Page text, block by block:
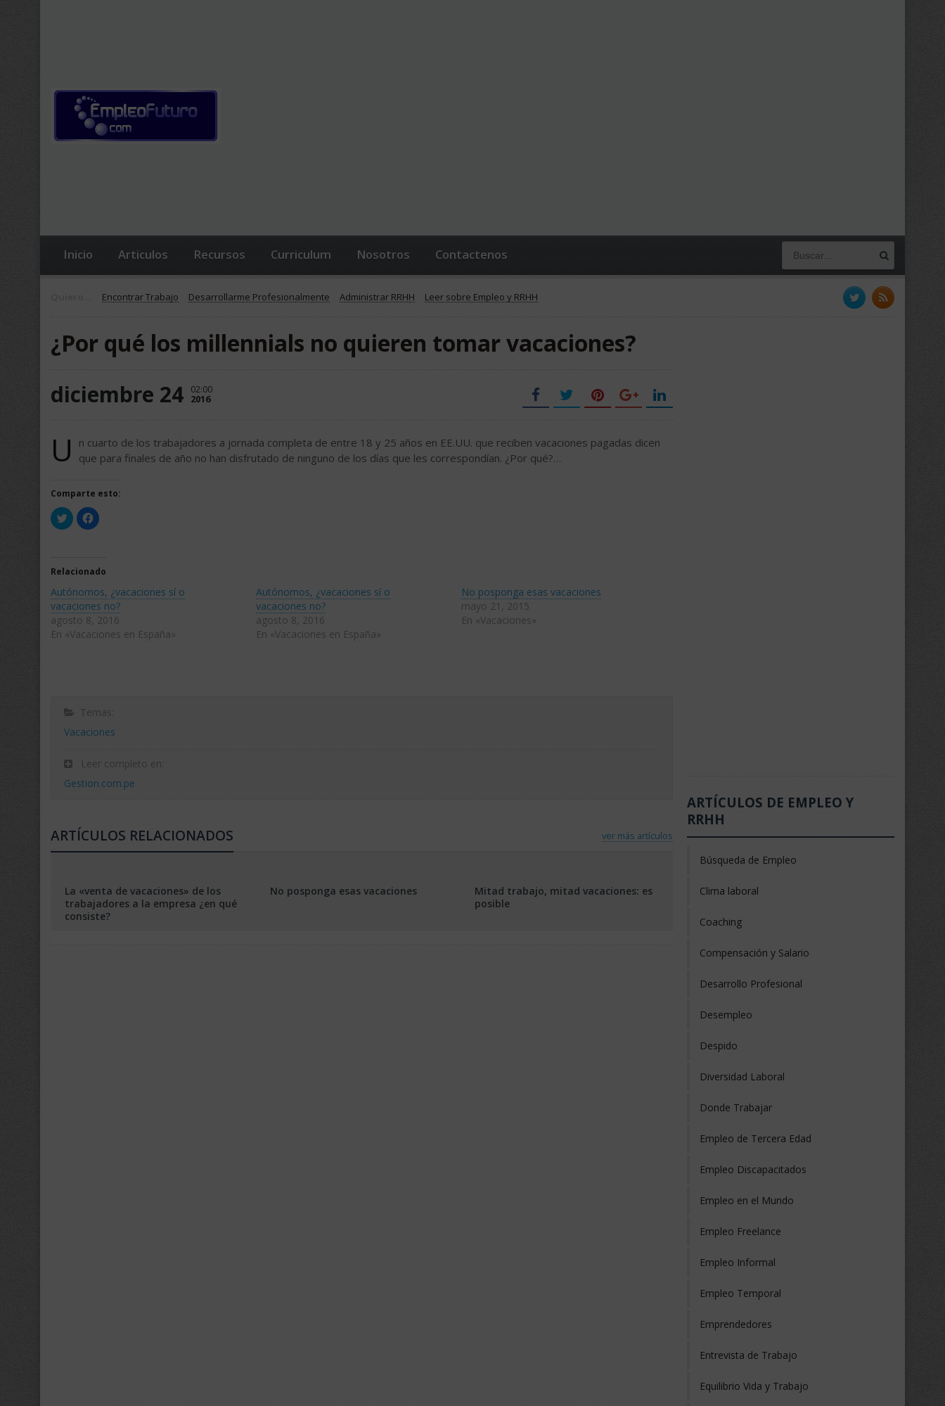
Inicio Articulos Recursos Curriculum Nosotros Contactenos
Encontrar Trabajo Desarrollarme Profesionalmente Administrar RRHH Leer sobre Empleo y RRHH
¿Por qué los millennials no quieren tomar vacaciones?
diciembre 24 02:00
2016
U
n cuarto de los trabajadores a jornada completa de entre 18 y 25 años en EE.UU. que reciben vacaciones pagadas dicen
que para finales de año no han disfrutado de ninguno de los días que les correspondían. ¿Por qué?…
Comparte esto:
Haz
clic
para
(Se
abre
una
ventana
nueva)
Haz
clic
(Se
abre
una
ventana
nueva)
Relacionado
Autónomos, ¿vacaciones sí o
vacaciones no?
agosto 8, 2016
En «Vacaciones en España»
Autónomos, ¿vacaciones sí o
vacaciones no?
agosto 8, 2016
En «Vacaciones en España»
No posponga esas vacaciones
mayo 21, 2015
En «Vacaciones»
Temas:
Vacaciones
Leer completo en:
Gestion.com.pe
ver más artículos
ARTÍCULOS RELACIONADOS
La «venta de vacaciones» de los
trabajadores a la empresa ¿en qué
consiste?
No posponga esas vacaciones
Mitad trabajo, mitad vacaciones: es
posible
ARTÍCULOS DE EMPLEO Y
RRHH
Búsqueda de Empleo
Clima laboral
Coaching
Compensación y Salario
Desarrollo Profesional
Desempleo
Despido
Diversidad Laboral
Donde Trabajar
Empleo de Tercera Edad
Empleo Discapacitados
Empleo en el Mundo
Empleo Freelance
Empleo Informal
Empleo Temporal
Emprendedores
Entrevista de Trabajo
Equilibrio Vida y Trabajo